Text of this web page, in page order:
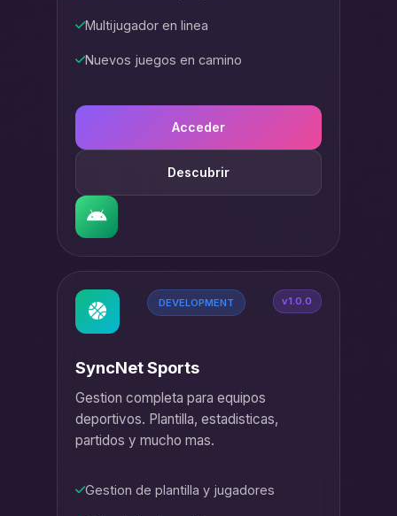
Multijugador en linea
Nuevos juegos en camino
Acceder
Descubrir
DEVELOPMENT v1.0.0
SyncNet Sports
Gestion completa para equipos
deportivos. Plantilla, estadisticas,
partidos y mucho mas.
Gestion de plantilla y jugadores